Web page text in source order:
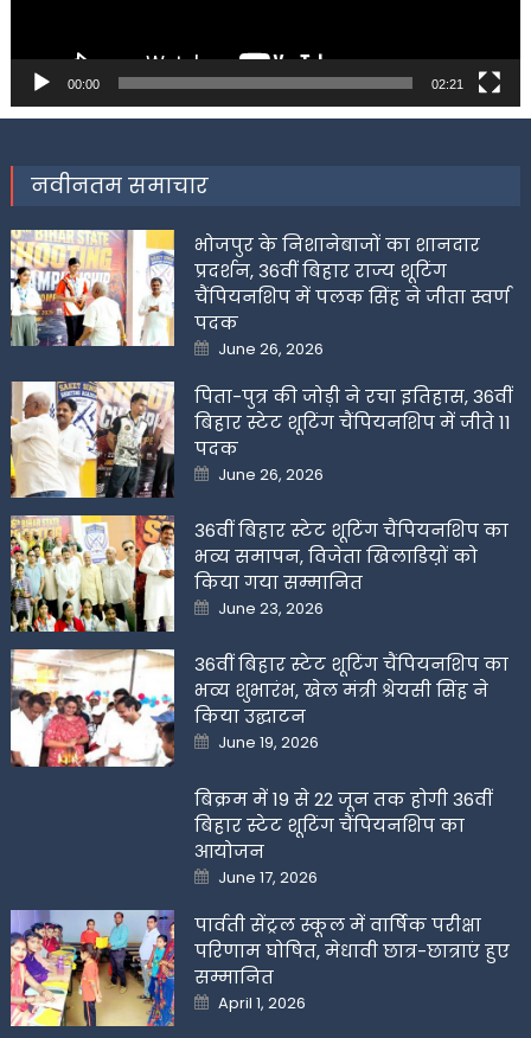
00:00 02:21
नवीनतम समाचार
भोजपुर के निशानेबाजों का शानदार
प्रदर्शन, 36वीं बिहार राज्य शूटिंग
चैंपियनशिप में पलक सिंह ने जीता स्वर्ण
पदक
Posted
on
June 26, 2026
पिता-पुत्र की जोड़ी ने रचा इतिहास, 36वीं
बिहार स्टेट शूटिंग चैंपियनशिप में जीते 11
पदक
Posted
on
June 26, 2026
36वीं बिहार स्टेट शूटिंग चैंपियनशिप का
भव्य समापन, विजेता खिलाडिय़ों को
किया गया सम्मानित
Posted
on
June 23, 2026
36वीं बिहार स्टेट शूटिंग चैंपियनशिप का
भव्य शुभारंभ, खेल मंत्री श्रेयसी सिंह ने
किया उद्घाटन
Posted
on
June 19, 2026
बिक्रम में 19 से 22 जून तक होगी 36वीं
बिहार स्टेट शूटिंग चैंपियनशिप का
आयोजन
Posted
on
June 17, 2026
पार्वती सेंट्रल स्कूल में वार्षिक परीक्षा
परिणाम घोषित, मेधावी छात्र-छात्राएं हुए
सम्मानित
Posted
on
April 1, 2026